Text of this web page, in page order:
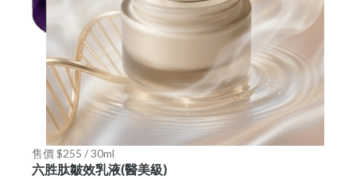
售價 $255 / 30ml
六胜肽皺效乳液(醫美級)